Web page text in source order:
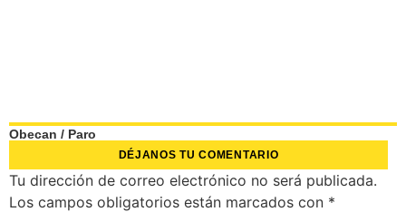
Obecan / Paro
DÉJANOS TU COMENTARIO
Tu dirección de correo electrónico no será publicada.
Los campos obligatorios están marcados con *